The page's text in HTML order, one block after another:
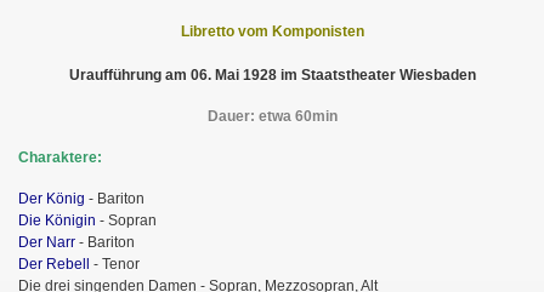
Libretto vom Komponisten
Uraufführung am 06. Mai 1928 im Staatstheater Wiesbaden
Dauer: etwa 60min
Charaktere:
Der König - Bariton
Die Königin - Sopran
Der Narr - Bariton
Der Rebell - Tenor
Die drei singenden Damen - Sopran, Mezzosopran, Alt